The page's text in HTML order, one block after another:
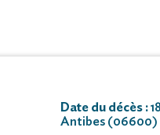
Date du décès :
Antibes (06600)